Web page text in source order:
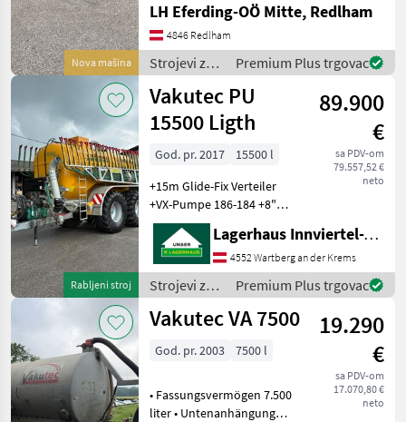
Nova mašina
(kardan), Uređaj za
okretanje: Mehanički, Krilo
miksera: 3 krila, Zaštitni
prsten, Potpor
LH Eferding-OÖ Mitte, Redlham
4846 Redlham
Strojevi za
đubrenje,
gnojenje i
navodnjavanje
/ Vakutec
Premium Plus trgovac
Rabljeni stroj
Vakutec PU
15500 Ligth
89.900
€
sa PDV-om
79.557,52 €
neto
God. pr. 2017
15500 l
+15m Glide-Fix Verteiler
+VX-Pumpe 186-184 +8"
Saugarm links
+Nachlauflenk Achse
+Räder: 750/75R30, 5 +DLA
mit ALB +K80 +WWGW +hyd.
Stützf
Lagerhaus Innviertel-Traunviertel-Urfahr eGen, Wartberg/Krems
4552 Wartberg an der Krems
Strojevi za
đubrenje,
gnojenje i
/ Vakutec
Premium Plus trgovac
Vakutec VA 7500
19.290
€
sa PDV-om
17.070,80 €
neto
God. pr. 2003 7500 l
• Fassungsvermögen 7.500
liter • Untenanhängung